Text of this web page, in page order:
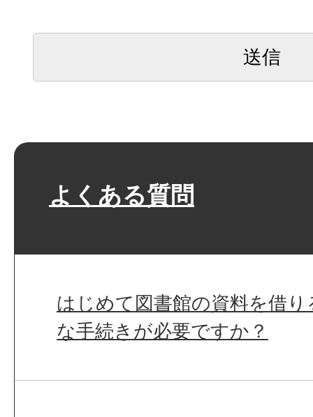
よくある質問
はじめて図書館の資料を借
な手続きが必要ですか？